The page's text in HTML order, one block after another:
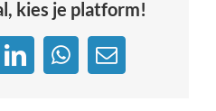
kies je platform!
LinkedInWhatsApp
E-